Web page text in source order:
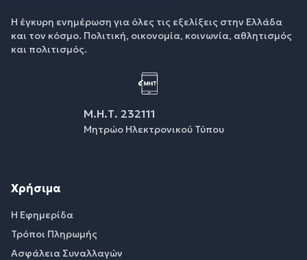
Η έγκυρη ενημέρωση για όλες τις εξελίξεις στην Ελλάδα
και τον κόσμο. Πολιτική, οικονομία, κοινωνία, αθλητισμός
και πολιτισμός.
Μ.Η.Τ. 232111
Μητρώο Ηλεκτρονικού Τύπου
Χρήσιμα
Η Εφημερίδα
Τρόποι Πληρωμής
Ασφάλεια Συναλλαγών